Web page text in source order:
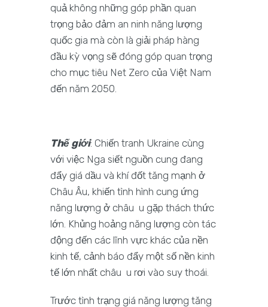
quả không những góp phần quan
trọng bảo đảm an ninh năng lượng
quốc gia mà còn là giải pháp hàng
đầu kỳ vọng sẽ đóng góp quan trọng
cho mục tiêu Net Zero của Việt Nam
đến năm 2050.
Thế giới: Chiến tranh Ukraine cùng
với việc Nga siết nguồn cung đang
đẩy giá dầu và khí đốt tăng mạnh ở
Châu Âu, khiến tình hình cung ứng
năng lượng ở châu u gặp thách thức
lớn. Khủng hoảng năng lượng còn tác
động đến các lĩnh vực khác của nền
kinh tế, cảnh báo đẩy một số nền kinh
tế lớn nhất châu u rơi vào suy thoái.
Trước tình trạng giá năng lượng tăng